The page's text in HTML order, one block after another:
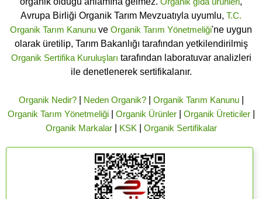
Avrupa Birliği Organik Tarım Mevzuatıyla uyumlu, T.C.
Organik Tarım Kanunu ve Organik Tarım Yönetmeliği'ne uygun
olarak üretilip, Tarım Bakanlığı tarafından yetkilendirilmiş
Organik Sertifika Kuruluşları tarafından laboratuvar analizleri
ile denetlenerek sertifikalanır.
Organik Nedir?| Neden Organik?| Organik Tarım Kanunu|
Organik Tarım Yönetmeliği| Organik Ürünler| Organik Üreticiler|
Organik Markalar| KSK Organik Sertifikalar